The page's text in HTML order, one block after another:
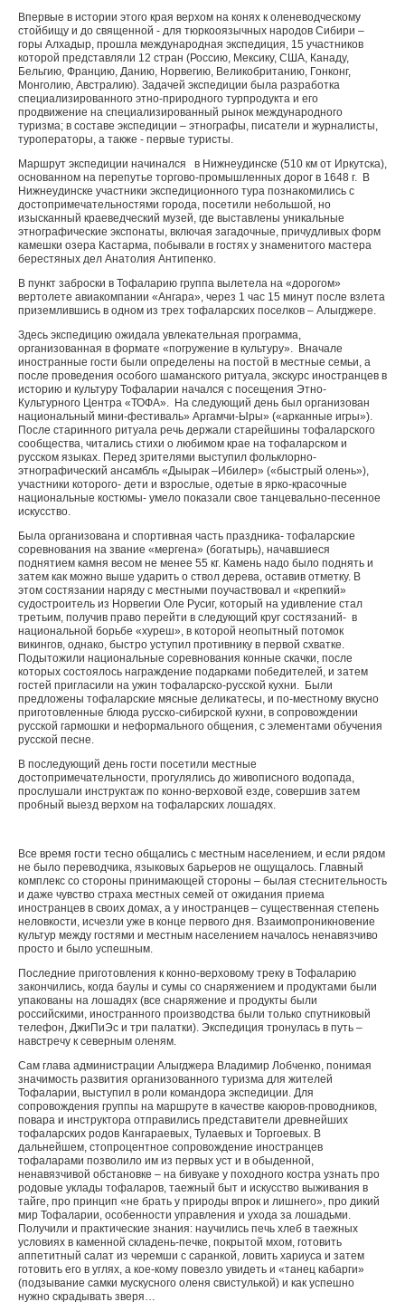
Впервые в истории этого края верхом на конях к оленеводческому
стойбищу и до священной - для тюркооязычных народов Сибири –
горы Алхадыр, прошла международная экспедиция, 15 участников
которой представляли 12 стран (Россию, Мексику, США, Канаду,
Бельгию, Францию, Данию, Норвегию, Великобританию, Гонконг,
Монголию, Австралию). Задачей экспедиции была разработка
специализированного этно-природного турпродукта и его
продвижение на специализированный рынок международного
туризма; в составе экспедиции – этнографы, писатели и журналисты,
туроператоры, а также - первые туристы.
Маршрут экспедиции начинался в Нижнеудинске (510 км от Иркутска),
основанном на перепутье торгово-промышленных дорог в 1648 г. В
Нижнеудинске участники экспедиционного тура познакомились с
достопримечательностями города, посетили небольшой, но
изысканный краеведческий музей, где выставлены уникальные
этнографические экспонаты, включая загадочные, причудливых форм
камешки озера Кастарма, побывали в гостях у знаменитого мастера
берестяных дел Анатолия Антипенко.
В пункт заброски в Тофаларию группа вылетела на «дорогом»
вертолете авиакомпании «Ангара», через 1 час 15 минут после взлета
приземлившись в одном из трех тофаларских поселков – Алыгджере.
Здесь экспедицию ожидала увлекательная программа,
организованная в формате «погружение в культуру». Вначале
иностранные гости были определены на постой в местные семьи, а
после проведения особого шаманского ритуала, экскурс иностранцев в
историю и культуру Тофаларии начался с посещения Этно-
Культурного Центра «ТОФА». На следующий день был организован
национальный мини-фестиваль» Аргамчи-Ыры» («арканные игры»).
После старинного ритуала речь держали старейшины тофаларского
сообщества, читались стихи о любимом крае на тофаларском и
русском языках. Перед зрителями выступил фольклорно-
этнографический ансамбль «Дыырак –Ибилер» («быстрый олень»),
участники которого- дети и взрослые, одетые в ярко-красочные
национальные костюмы- умело показали свое танцевально-песенное
искусство.
Была организована и спортивная часть праздника- тофаларские
соревнования на звание «мергена» (богатырь), начавшиеся
поднятием камня весом не менее 55 кг. Камень надо было поднять и
затем как можно выше ударить о ствол дерева, оставив отметку. В
этом состязании наряду с местными поучаствовал и «крепкий»
судостроитель из Норвегии Оле Русиг, который на удивление стал
третьим, получив право перейти в следующий круг состязаний- в
национальной борьбе «хуреш», в которой неопытный потомок
викингов, однако, быстро уступил противнику в первой схватке.
Подытожили национальные соревнования конные скачки, после
которых состоялось награждение подарками победителей, и затем
гостей пригласили на ужин тофаларско-русской кухни. Были
предложены тофаларские мясные деликатесы, и по-местному вкусно
приготовленные блюда русско-сибирской кухни, в сопровождении
русской гармошки и неформального общения, с элементами обучения
русской песне.
В последующий день гости посетили местные
достопримечательности, прогулялись до живописного водопада,
прослушали инструктаж по конно-верховой езде, совершив затем
пробный выезд верхом на тофаларских лошадях.
Все время гости тесно общались с местным населением, и если рядом
не было переводчика, языковых барьеров не ощущалось. Главный
комплекс со стороны принимающей стороны – былая стеснительность
и даже чувство страха местных семей от ожидания приема
иностранцев в своих домах, а у иностранцев – существенная степень
неловкости, исчезли уже в конце первого дня. Взаимопроникновение
культур между гостями и местным населением началось ненавязчиво
просто и было успешным.
Последние приготовления к конно-верховому треку в Тофаларию
закончились, когда баулы и сумы со снаряжением и продуктами были
упакованы на лошадях (все снаряжение и продукты были
российскими, иностранного производства были только спутниковый
телефон, ДжиПиЭс и три палатки). Экспедиция тронулась в путь –
навстречу к северным оленям.
Сам глава администрации Алыгджера Владимир Лобченко, понимая
значимость развития организованного туризма для жителей
Тофаларии, выступил в роли командора экспедиции. Для
сопровождения группы на маршруте в качестве каюров-проводников,
повара и инструктора отправились представители древнейших
тофаларских родов Кангараевых, Тулаевых и Торгоевых. В
дальнейшем, стопроцентное сопровождение иностранцев
тофаларами позволило им из первых уст и в обыденной,
ненавязчивой обстановке – на бивуаке у походного костра узнать про
родовые уклады тофаларов, таежный быт и искусство выживания в
тайге, про принцип «не брать у природы впрок и лишнего», про дикий
мир Тофаларии, особенности управления и ухода за лошадьми.
Получили и практические знания: научились печь хлеб в таежных
условиях в каменной складень-печке, покрытой мхом, готовить
аппетитный салат из черемши с саранкой, ловить хариуса и затем
готовить его в углях, а кое-кому повезло увидеть и «танец кабарги»
(подзывание самки мускусного оленя свистулькой) и как успешно
нужно скрадывать зверя…